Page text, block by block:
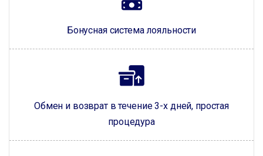
Бонусная система лояльности
Обмен и возврат в течение 3-х дней, простая
процедура